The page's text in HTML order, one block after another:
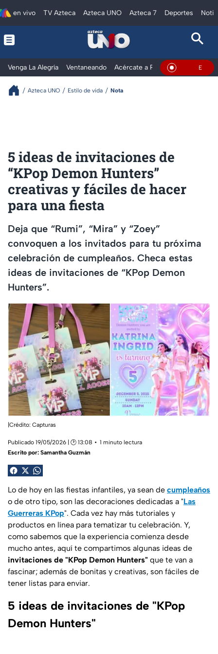
en vivo TV Azteca Azteca UNO Azteca 7 Deportes
Venga La Alegría Ventaneando Acércate a Rocío Al Extremo
En Vivo
Azteca UNO Estilo de vida Nota
5 ideas de invitaciones de
“KPop Demon Hunters”
creativas y fáciles de hacer
para una fiesta
Deja que “Rumi”, “Mira” y “Zoey”
convoquen a los invitados para tu próxima
celebración de cumpleaños. Checa estas
ideas de invitaciones de “KPop Demon
Hunters”.
|Crédito: Capturas
Publicado 19/05/2026 | 🕑 13:08
1 minuto lectura
Escrito por: Samantha Guzmán
Lo de hoy en las fiestas infantiles, ya sean de cumpleaños
o de otro tipo, son las decoraciones dedicadas a "Las
Guerreras KPop". Cada vez hay más tutoriales y
productos en línea para tematizar tu celebración. Y,
como sabemos que la experiencia comienza desde
mucho antes, aquí te compartimos algunas ideas de
invitaciones de "KPop Demon Hunters" que te van a
fascinar; además de bonitas y creativas, son fáciles de
tener listas para enviar.
5 ideas de invitaciones de "KPop
Demon Hunters"